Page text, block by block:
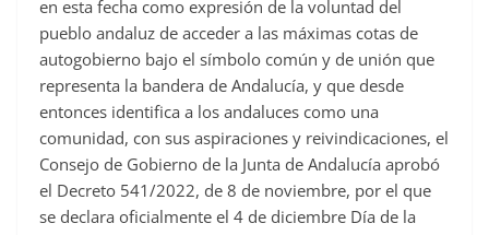
en esta fecha como expresión de la voluntad del
pueblo andaluz de acceder a las máximas cotas de
autogobierno bajo el símbolo común y de unión que
representa la bandera de Andalucía, y que desde
entonces identifica a los andaluces como una
comunidad, con sus aspiraciones y reivindicaciones, el
Consejo de Gobierno de la Junta de Andalucía aprobó
el Decreto 541/2022, de 8 de noviembre, por el que
se declara oficialmente el 4 de diciembre Día de la